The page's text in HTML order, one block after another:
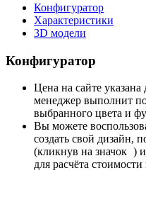
Конфигуратор
Характеристики
3D модели
Конфигуратор
Цена на сайте
менеджер выполнит
выбранного цвета и
Вы можете
создать свой дизайн,
(кликнув на значок )
для расчёта